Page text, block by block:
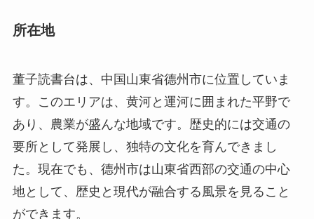
あり、農業が盛んな地域です。歴史的には交通の
地として、歴史と現代が融合する風景を見ること
ができます。
歴史と文化的背景